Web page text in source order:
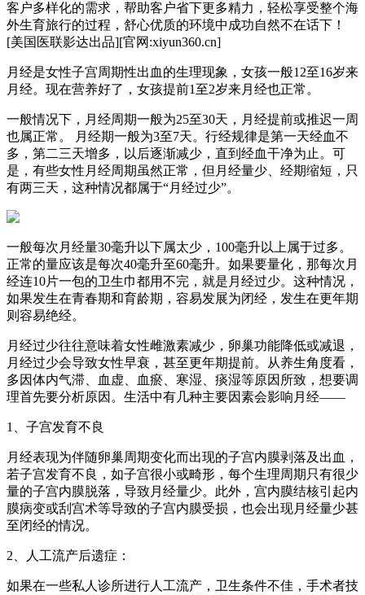
客户多样化的需求，帮助客户省下更多精力，轻松享受整个海
外生育旅行的过程，舒心优质的环境中成功自然不在话下！
[美国医联影达出品][官网:xiyun360.cn]
月经是女性子宫周期性出血的生理现象，女孩一般12至16岁来
月经。现在营养好了，女孩提前1至2岁来月经也正常。
一般情况下，月经周期一般为25至30天，月经提前或推迟一周
也属正常。 月经期一般为3至7天。行经规律是第一天经血不
多，第二三天增多，以后逐渐减少，直到经血干净为止。可
是，有些女性月经周期虽然正常，但月经量少、经期缩短，只
有两三天，这种情况都属于“月经过少”。
一般每次月经量30毫升以下属太少，100毫升以上属于过多。
正常的量应该是每次40毫升至60毫升。如果要量化，那每次月
经连10片一包的卫生巾都用不完，就是月经过少。这种情况，
如果发生在青春期和育龄期，容易发展为闭经，发生在更年期
则容易绝经。
月经过少往往意味着女性雌激素减少，卵巢功能降低或减退，
月经过少会导致女性早衰，甚至更年期提前。从养生角度看，
多因体内气滞、血虚、血瘀、寒湿、痰湿等原因所致，想要调
理首先要分析原因。生活中有几种主要因素会影响月经——
1、子宫发育不良
月经表现为伴随卵巢周期变化而出现的子宫内膜剥落及出血，
若子宫发育不良，如子宫很小或畸形，每个生理周期只有很少
量的子宫内膜脱落，导致月经量少。此外，宫内膜结核引起内
膜病变或刮宫术等导致的子宫内膜受损，也会出现月经量少甚
至闭经的情况。
2、人工流产后遗症：
如果在一些私人诊所进行人工流产，卫生条件不佳，手术者技